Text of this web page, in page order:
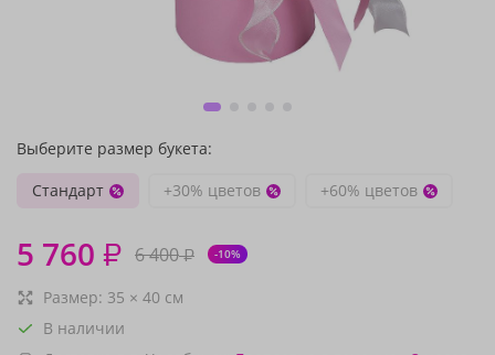
Выберите размер букета:
Стандарт
+30% цветов +60% цветов
5 760 ₽ 6 400₽ -10%
Размер: 35 × 40 см
В наличии